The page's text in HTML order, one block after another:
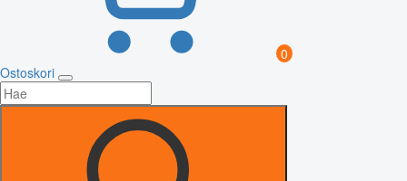
0
Ostoskori